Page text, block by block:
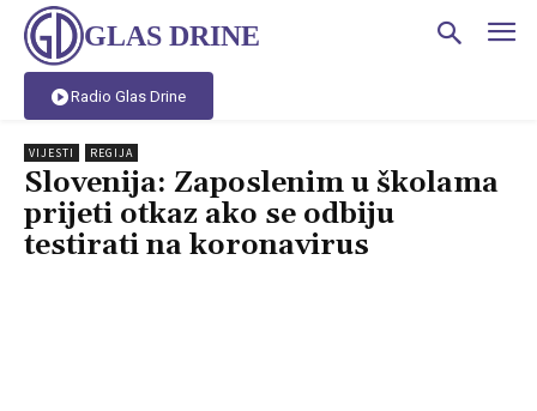
GLAS DRINE
Radio Glas Drine
VIJESTI REGIJA
Slovenija: Zaposlenim u školama
prijeti otkaz ako se odbiju
testirati na koronavirus